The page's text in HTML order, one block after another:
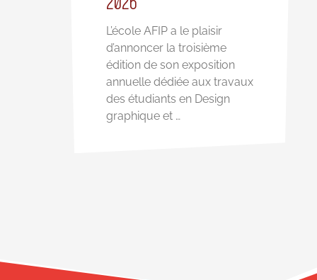
L’école AFIP a le plaisir
d’annoncer la troisième
édition de son exposition
annuelle dédiée aux travaux
des étudiants en Design
graphique et …